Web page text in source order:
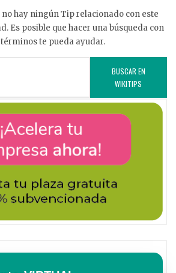
no hay ningún Tip relacionado con este
Es posible que hacer una búsqueda con
te pueda ayudar.
BUSCAR EN
WIKITIPS